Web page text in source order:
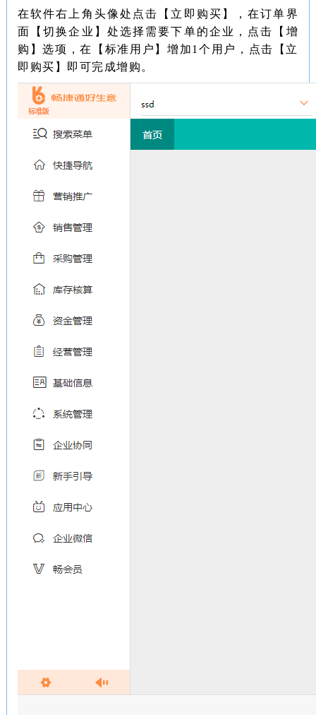
在软件右上角头像处点击【立即购买】，在订单界
面【切换企业】处选择需要下单的企业，点击【增
购】选项，在【标准用户】增加1个用户，点击【立
即购买】即可完成增购。